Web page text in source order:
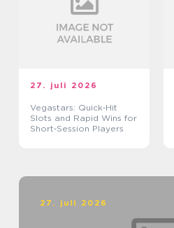
27. juli 2026
Vegastars: Quick‑Hit
Slots and Rapid Wins for
Short‑Session Players
27. juli 2026